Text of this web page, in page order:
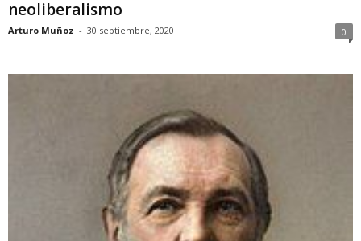
neoliberalismo
Arturo Muñoz - 30 septiembre, 2020 0